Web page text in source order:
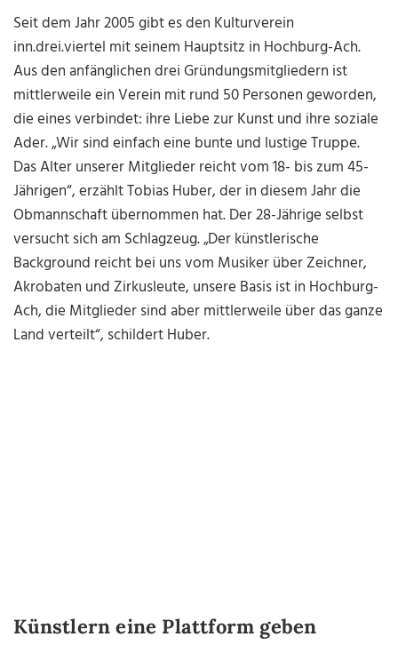
Seit dem Jahr 2005 gibt es den Kulturverein
inn.drei.viertel mit seinem Hauptsitz in Hochburg-Ach.
Aus den anfänglichen drei Gründungsmitgliedern ist
mittlerweile ein Verein mit rund 50 Personen geworden,
die eines verbindet: ihre Liebe zur Kunst und ihre soziale
Ader. „Wir sind einfach eine bunte und lustige Truppe.
Das Alter unserer Mitglieder reicht vom 18- bis zum 45-
Jährigen“, erzählt Tobias Huber, der in diesem Jahr die
Obmannschaft übernommen hat. Der 28-Jährige selbst
versucht sich am Schlagzeug. „Der künstlerische
Background reicht bei uns vom Musiker über Zeichner,
Akrobaten und Zirkusleute, unsere Basis ist in Hochburg-
Ach, die Mitglieder sind aber mittlerweile über das ganze
Land verteilt“, schildert Huber.
Künstlern eine Plattform geben